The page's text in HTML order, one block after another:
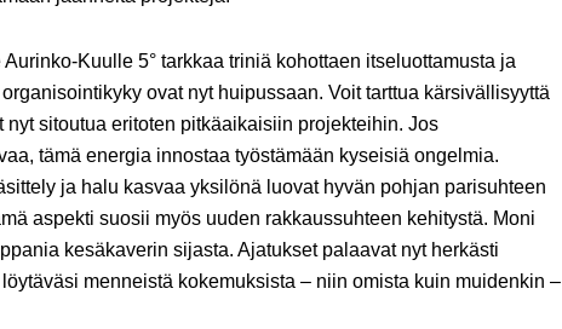
Kuulle 5° tarkkaa triniä kohottaen itseluottamusta ja
ovat nyt huipussaan. Voit tarttua kärsivällisyyttä
sitoutua eritoten pitkäaikaisiin projekteihin. Jos
tämä energia innostaa työstämään kyseisiä ongelmia.
ja halu kasvaa yksilönä luovat hyvän pohjan parisuhteen
aspekti suosii myös uuden rakkaussuhteen kehitystä. Moni
kesäkaverin sijasta. Ajatukset palaavat nyt herkästi
menneistä kokemuksista – niin omista kuin muidenkin –